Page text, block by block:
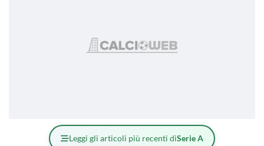
Leggi gli articoli più recenti diSerie A